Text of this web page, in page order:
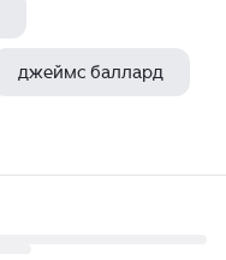
джеймс баллард